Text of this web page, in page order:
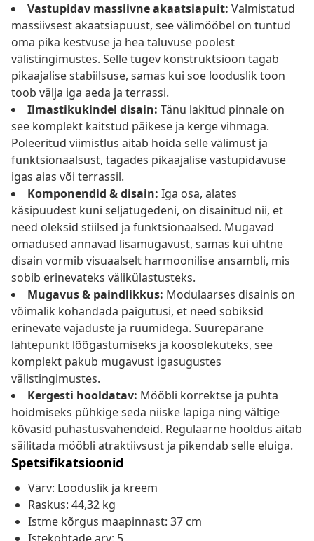
Vastupidav massiivne akaatsiapuit: Valmistatud
massiivsest akaatsiapuust, see välimööbel on tuntud
oma pika kestvuse ja hea taluvuse poolest
välistingimustes. Selle tugev konstruktsioon tagab
pikaajalise stabiilsuse, samas kui soe looduslik toon
toob välja iga aeda ja terrassi.
Ilmastikukindel disain: Tänu lakitud pinnale on
see komplekt kaitstud päikese ja kerge vihmaga.
Poleeritud viimistlus aitab hoida selle välimust ja
funktsionaalsust, tagades pikaajalise vastupidavuse
igas aias või terrassil.
Komponendid & disain: Iga osa, alates
käsipuudest kuni seljatugedeni, on disainitud nii, et
need oleksid stiilsed ja funktsionaalsed. Mugavad
omadused annavad lisamugavust, samas kui ühtne
disain vormib visuaalselt harmoonilise ansambli, mis
sobib erinevateks välikülastusteks.
Mugavus & paindlikkus: Modulaarses disainis on
võimalik kohandada paigutusi, et need sobiksid
erinevate vajaduste ja ruumidega. Suurepärane
lähtepunkt lõõgastumiseks ja koosolekuteks, see
komplekt pakub mugavust igasugustes
välistingimustes.
Kergesti hooldatav: Mööbli korrektse ja puhta
hoidmiseks pühkige seda niiske lapiga ning vältige
kõvasid puhastusvahendeid. Regulaarne hooldus aitab
säilitada mööbli atraktiivsust ja pikendab selle eluiga.
Spetsifikatsioonid
Värv: Looduslik ja kreem
Raskus: 44,32 kg
Istme kõrgus maapinnast: 37 cm